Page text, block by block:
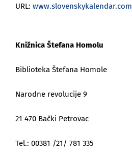
URL: www.slovenskykalendar.com
Knižnica Štefana Homolu
Biblioteka Štefana Homole
Narodne revolucije 9
21 470 Bački Petrovac
Tel.: 00381 /21/ 781 335